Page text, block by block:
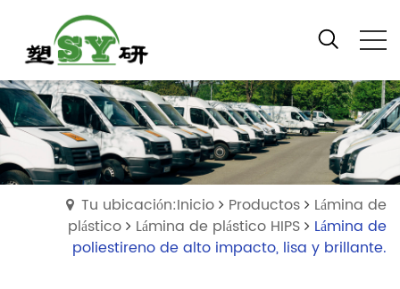
Tu ubicación:Inicio Productos
Lámina de
plástico
Lámina de plástico HIPS
Lámina de
poliestireno de alto impacto, lisa y brillante.